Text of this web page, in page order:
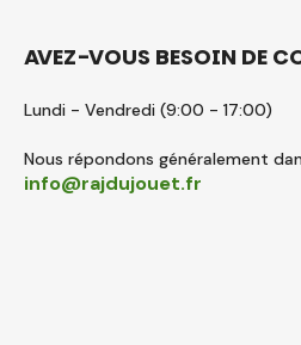
AVEZ-VOUS BESOIN DE
Lundi - Vendredi (9:00 - 17:00)
Nous répondons généralement
info@rajdujouet.fr